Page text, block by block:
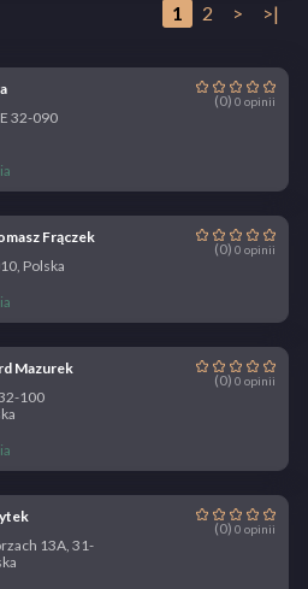
1 2 > >|
(0) 0 opinii
32-090
Frączek
(0) 0 opinii
Polska
Mazurek
(0) 0 opinii
100
(0) 0 opinii
13A, 31-